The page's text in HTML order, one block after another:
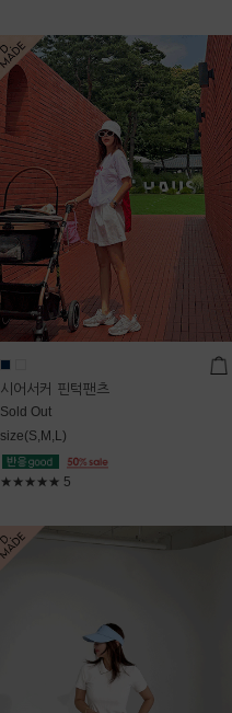
시어서커 핀턱팬츠
Sold Out
size(S,M,L)
★★★★★ 5